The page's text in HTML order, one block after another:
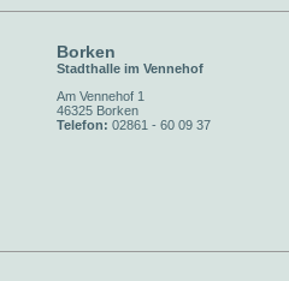
Borken
Stadthalle im Vennehof
Am Vennehof 1
46325 Borken
Telefon: 02861 - 60 09 37